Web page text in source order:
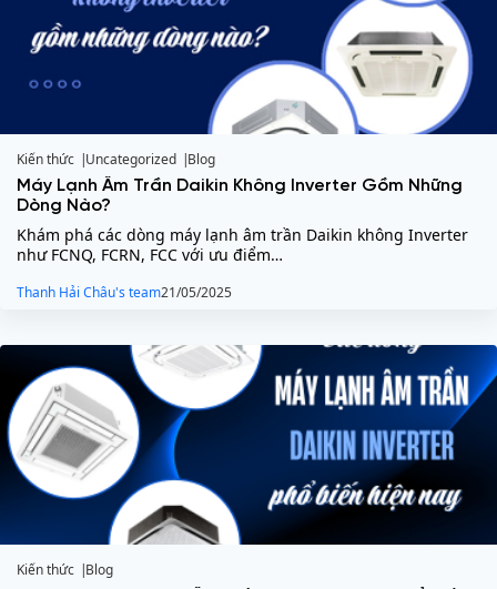
Kiến thức Uncategorized
Blog
Máy Lạnh Âm Trần Daikin Không Inverter Gồm Những
Dòng Nào?
Khám phá các dòng máy lạnh âm trần Daikin không Inverter
như FCNQ, FCRN, FCC với ưu điểm…
Thanh Hải Châu's team21/05/2025
Kiến thức
Blog